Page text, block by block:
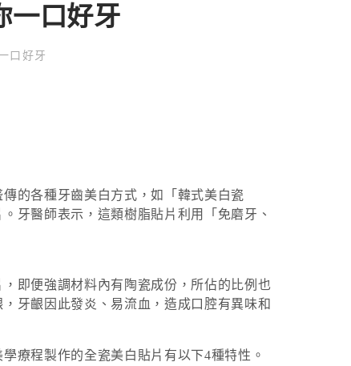
一口好牙
口好牙
的各種牙齒美白方式，如「韓式美白瓷
牙醫師表示，這類樹脂貼片利用「免磨牙、
即便強調材料內有陶瓷成份，所佔的比例也
牙齦因此發炎、易流血，造成口腔有異味和
療程製作的全瓷美白貼片有以下4種特性。